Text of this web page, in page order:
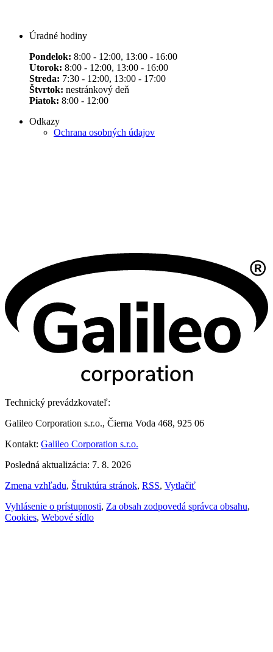
Úradné hodiny
Pondelok: 8:00 - 12:00, 13:00 - 16:00
Utorok: 8:00 - 12:00, 13:00 - 16:00
Streda: 7:30 - 12:00, 13:00 - 17:00
Štvrtok: nestránkový deň
Piatok: 8:00 - 12:00
Odkazy
Ochrana osobných údajov
Technický prevádzkovateľ:
Galileo Corporation s.r.o., Čierna Voda 468, 925 06
Kontakt: Galileo Corporation s.r.o.
Posledná aktualizácia: 7. 8. 2026
Zmena vzhľadu, Štruktúra stránok, RSS, Vytlačiť
Vyhlásenie o prístupnosti, Za obsah zodpovedá správca obsahu,
Cookies, Webové sídlo